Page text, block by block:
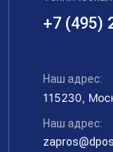
Акции
Контакты
Документы
Руководство и
Материально-
Платные
обучение с
Рабочие
Аккредитация
+7 (495)
Наш адрес:
115230,
Наш адрес: